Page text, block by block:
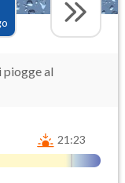
piogge al
21:23